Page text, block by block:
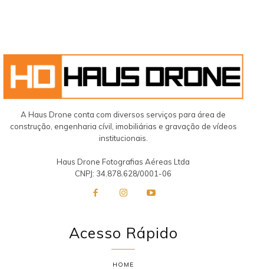
A Haus Drone conta com diversos serviços para área de
construção, engenharia cívil, imobiliárias e gravação de vídeos
institucionais.
Haus Drone Fotografias Aéreas Ltda
CNPJ: 34.878.628/0001-06
Acesso Rápido
HOME